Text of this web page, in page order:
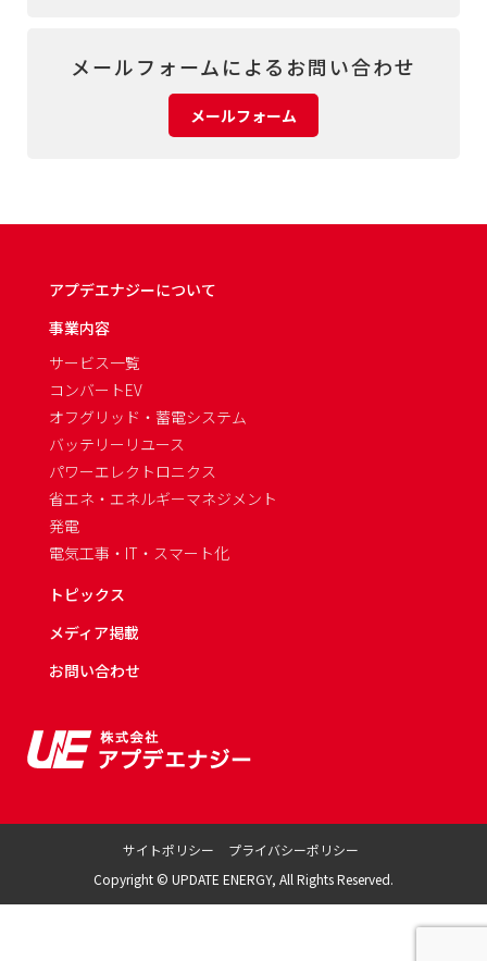
メールフォームによるお問い合わせ
メールフォーム
アプデエナジーについて
事業内容
サービス一覧
コンバートEV
オフグリッド・蓄電システム
バッテリーリユース
パワーエレクトロニクス
省エネ・エネルギーマネジメント
発電
電気工事・IT・スマート化
トピックス
メディア掲載
お問い合わせ
サイトポリシー
プライバシーポリシー
Copyright © UPDATE ENERGY, All Rights Reserved.